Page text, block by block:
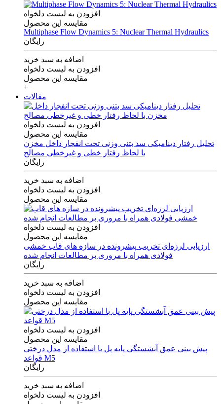
افزودن به لیست دلخواه
مقایسه این محصول
Multiphase Flow Dynamics 5: Nuclear Thermal Hydraulics
رایگان
اضافه به سبد خرید
افزودن به لیست دلخواه
مقایسه این محصول
+
مقالات
افزودن به لیست دلخواه
مقایسه این محصول
تحلیل رفتار دینامیکی سد بتنی وزنی تحت انفجار داخل مخزن
با لحاظ رفتار خطی و غیرخطی مصالح
رایگان
اضافه به سبد خرید
افزودن به لیست دلخواه
مقایسه این محصول
افزودن به لیست دلخواه
مقایسه این محصول
ارزیابی لرزه‌ای تخریب پیشرونده در سازه های قاب خمشی
فولادی همراه با مروری بر مطالعات انجام شده
رایگان
اضافه به سبد خرید
افزودن به لیست دلخواه
مقایسه این محصول
افزودن به لیست دلخواه
مقایسه این محصول
پیش بینی عمق آبشستگی پایه پل با استفاده از مدل درختی
قواعد M5
رایگان
اضافه به سبد خرید
افزودن به لیست دلخواه